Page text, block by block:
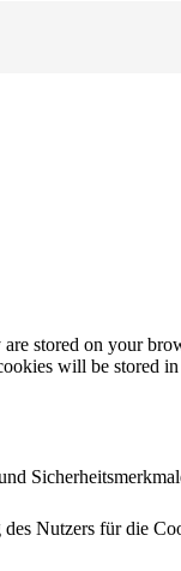
stored on your
will be stored
Nutzers für die